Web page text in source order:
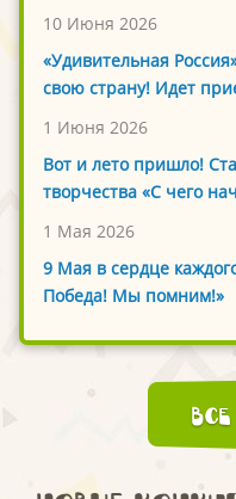
10 Июня 2026
«Удивительная
свою страну! Идет
1 Июня 2026
Вот и лето пришло!
творчества «С чего
1 Мая 2026
9 Мая в сердце
Победа! Мы помним!»